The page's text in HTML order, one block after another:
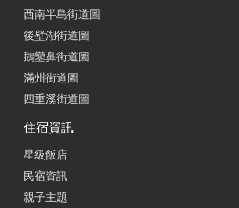
西南半島街道圖
後壁湖街道圖
鵝鑾鼻街道圖
滿州街道圖
四重溪街道圖
住宿資訊
星級飯店
民宿資訊
親子主題